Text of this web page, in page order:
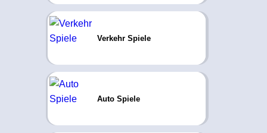
Verkehr Spiele
Auto Spiele